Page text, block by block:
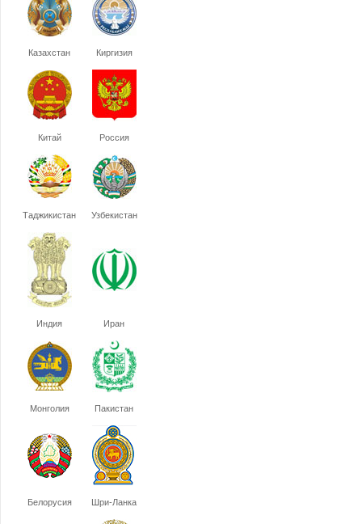
Казахстан Киргизия
Китай Россия
Таджикистан Узбекистан
Индия Иран
Монголия Пакистан
Белорусия Шри-Ланка